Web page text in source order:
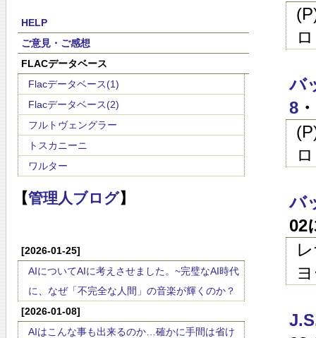
HELP
ご意見・ご感想
FLACデータベース
Flacデータベース(1)
Flacデータベース(2)
フルトヴェングラー
トスカニーニ
ワルター
【管理人ブログ】
[2026-01-25]
AIについてAIに考えさせました。~完璧なAI時代
に、なぜ「不完全な人間」の音楽が輝くのか？
[2026-01-08]
AIはこんな事も出来るのか…確かに手間は省け
バ
8
バ
02